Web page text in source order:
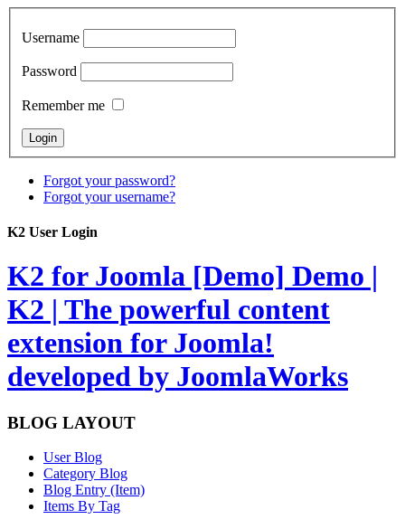
Username
Password
Remember me
Forgot your password?
Forgot your username?
K2 User Login
K2 for Joomla [Demo] Demo |
K2 | The powerful content
extension for Joomla!
developed by JoomlaWorks
BLOG LAYOUT
User Blog
Category Blog
Blog Entry (Item)
Items By Tag